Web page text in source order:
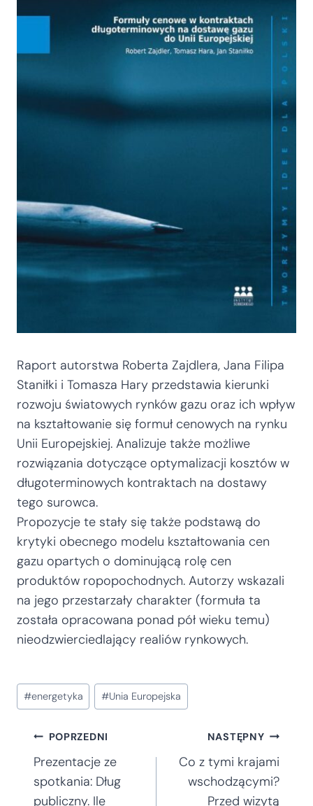
Raport autorstwa Roberta Zajdlera, Jana Filipa
Staniłki i Tomasza Hary przedstawia kierunki
rozwoju światowych rynków gazu oraz ich wpływ
na kształtowanie się formuł cenowych na rynku
Unii Europejskiej. Analizuje także możliwe
rozwiązania dotyczące optymalizacji kosztów w
długoterminowych kontraktach na dostawy
tego surowca.
Propozycje te stały się także podstawą do
krytyki obecnego modelu kształtowania cen
gazu opartych o dominującą rolę cen
produktów ropopochodnych. Autorzy wskazali
na jego przestarzały charakter (formuła ta
została opracowana ponad pół wieku temu)
nieodzwierciedlający realiów rynkowych.
Tagi
wpisu:
#energetyka #Unia Europejska
Nawigacja
wpisu
POPRZEDNI
Prezentacje ze
spotkania: Dług
publiczny. Ile
NASTĘPNY
Co z tymi krajami
wschodzącymi?
Przed wizytą